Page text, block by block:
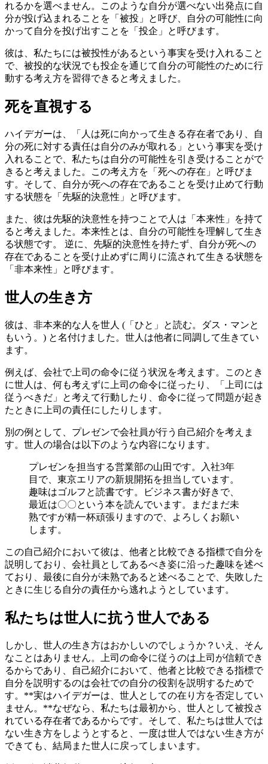
れるかを選べません。このような自分が選べない出発点に自
分が投げ込まれることを「被投」と呼び、自分の可能性に向
かって自分を投げ出すことを「投企」と呼びます。
彼は、私たちには被投性があるという事実を受け入れること
で、被投的な状況でも投企を通じて自分の可能性のために行
動する考え方を習得できると考えました。
死を直視する
ハイデガーは、「人は死に向かって生きる存在者であり、自
分の死に対する責任は自分のみが取れる」という事実を受け
入れることで、私たちは自分の可能性を引き受けることがで
きると考えました。この考え方を「死への存在」と呼びま
す。そして、自分が死への存在であることを受け止めて行動
する状態を「先駆的決意性」と呼びます。
また、彼は先駆的決意性を持つことで人は「本来性」を持て
ると考えました。本来性とは、自分の可能性を理解して生き
る状態です。 逆に、先駆的決意性を持たず、自分が死への
存在であることを受け止めずに周りに流されて生きる状態を
「非本来性」と呼びます。
世人の生き方
彼は、非本来的な人を世人 (「ひと」と読む。ダス・マンと
もいう。) と名付けました。世人は他者に同調して生きてい
ます。
例えば、会社で上司の命令に従う状況を考えます。このとき
に世人は、何も考えずに上司の命令に従ったり、「上司には
従うべきだ」と考えて行動したり、命令に従って問題が起き
たときに上司の責任にしたりします。
別の例として、プレゼンで会社員が行う自己紹介を考えま
す。世人の場合は以下のような内容になります。
プレゼンを担当する営業部の山田です。入社3年
目で、東京エリアの新規開拓を担当しています。
趣味はゴルフと読書です。ビジネス書が好きで、
最近は〇〇という本を読んでいます。まだまだ未
熟ですが精一杯頑張りますので、よろしくお願い
します。
この自己紹介において彼は、他者と比較できる指標で自分を
説明しており、会社員としてあるべき姿に沿った趣味を述べ
ており、最後に自分が未熟であると述べることで、失敗した
ときに生じる自分の責任から逃れようとしています。
私たちは世人に抗う世人である
しかし、世人の生き方はおかしいのでしょうか？いえ、そん
なことはありません。上司の命令に従うのは上司が信頼でき
るからであり、自己紹介において、他者と比較できる指標で
自分を説明するのは会社での自分の役割を説明するためで
す。**実はハイデガーは、世人としての在り方を否定してい
ません。**なぜなら、私たちは最初から、世人として被投さ
れている存在者であるからです。そして、私たちは世人では
ない生き方をしようとすると、一度は世人ではない生き方が
できても、結局また世人に戻ってしまいます。